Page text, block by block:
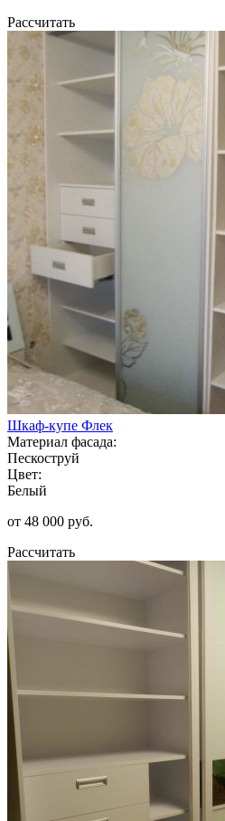
Рассчитать
Шкаф-купе Флек
Материал фасада:
Пескоструй
Цвет:
Белый
от 48 000 руб.
Рассчитать